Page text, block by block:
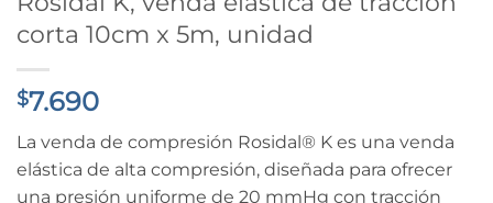
corta 10cm x 5m, unidad
$7.690
La venda de compresión Rosidal® K es una venda
elástica de alta compresión, diseñada para ofrecer
una presión uniforme de 20 mmHg con tracción